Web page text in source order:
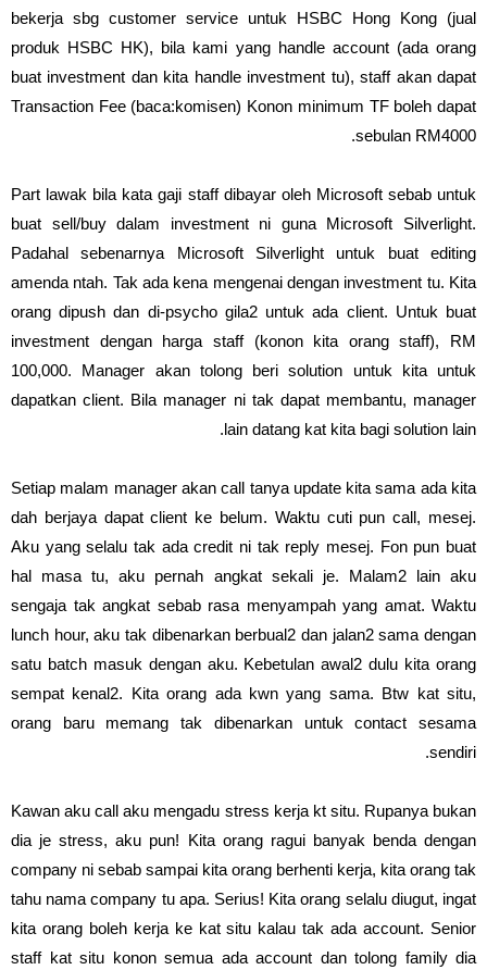
bekerja sbg customer service untuk HSBC Hong Kong (jual
produk HSBC HK), bila kami yang handle account (ada orang
buat investment dan kita handle investment tu), staff akan dapat
Transaction Fee (baca:komisen) Konon minimum TF boleh dapat
sebulan RM4000.
Part lawak bila kata gaji staff dibayar oleh Microsoft sebab untuk
buat sell/buy dalam investment ni guna Microsoft Silverlight.
Padahal sebenarnya Microsoft Silverlight untuk buat editing
amenda ntah. Tak ada kena mengenai dengan investment tu. Kita
orang dipush dan di-psycho gila2 untuk ada client. Untuk buat
investment dengan harga staff (konon kita orang staff), RM
100,000. Manager akan tolong beri solution untuk kita untuk
dapatkan client. Bila manager ni tak dapat membantu, manager
lain datang kat kita bagi solution lain.
Setiap malam manager akan call tanya update kita sama ada kita
dah berjaya dapat client ke belum. Waktu cuti pun call, mesej.
Aku yang selalu tak ada credit ni tak reply mesej. Fon pun buat
hal masa tu, aku pernah angkat sekali je. Malam2 lain aku
sengaja tak angkat sebab rasa menyampah yang amat. Waktu
lunch hour, aku tak dibenarkan berbual2 dan jalan2 sama dengan
satu batch masuk dengan aku. Kebetulan awal2 dulu kita orang
sempat kenal2. Kita orang ada kwn yang sama. Btw kat situ,
orang baru memang tak dibenarkan untuk contact sesama
sendiri.
Kawan aku call aku mengadu stress kerja kt situ. Rupanya bukan
dia je stress, aku pun! Kita orang ragui banyak benda dengan
company ni sebab sampai kita orang berhenti kerja, kita orang tak
tahu nama company tu apa. Serius! Kita orang selalu diugut, ingat
kita orang boleh kerja ke kat situ kalau tak ada account. Senior
staff kat situ konon semua ada account dan tolong family dia